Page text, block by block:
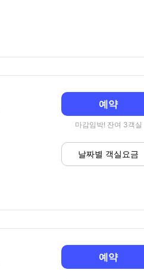
예약
마감임박! 잔여 3객실
날짜별 객실요금
예약